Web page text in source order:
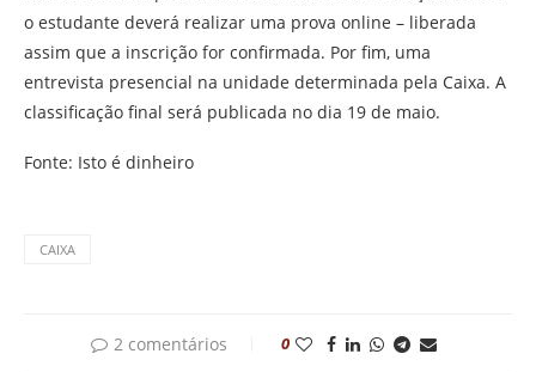
o estudante deverá realizar uma prova online – liberada
assim que a inscrição for confirmada. Por fim, uma
entrevista presencial na unidade determinada pela Caixa. A
classificação final será publicada no dia 19 de maio.
Fonte: Isto é dinheiro
CAIXA
2 comentários 0